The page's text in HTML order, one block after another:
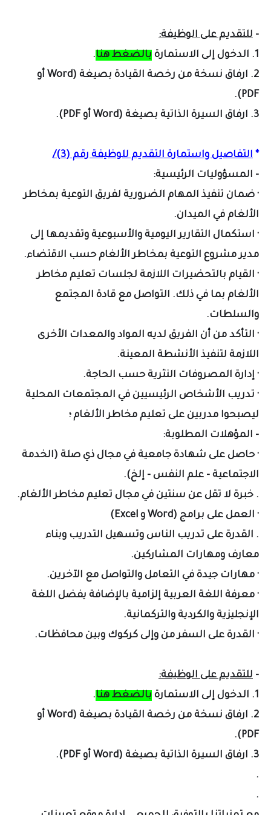
- للتقديم على الوظيفة:
1. الدخول إلى الاستمارة
بالضغط هنا.
2. ارفاق نسخة من رخصة القيادة بصيغة (Word أو
PDF).
3. ارفاق السيرة الذاتية بصيغة (Word أو PDF).
* التفاصيل واستمارة التقديم للوظيفة رقم (3)/
- المسؤوليات الرئيسية:
· ضمان تنفيذ المهام الضرورية لفريق التوعية بمخاطر
الألغام في الميدان.
· استكمال التقارير اليومية والأسبوعية وتقديمها إلى
مدير مشروع التوعية بمخاطر الألغام حسب الاقتضاء.
· القيام بالتحضيرات اللازمة لجلسات تعليم مخاطر
الألغام بما في ذلك. التواصل مع قادة المجتمع
والسلطات.
· التأكد من أن الفريق لديه المواد والمعدات الأخرى
اللازمة لتنفيذ الأنشطة المعينة.
· إدارة المصروفات النثرية حسب الحاجة.
· تدريب الأشخاص الرئيسيين في المجتمعات المحلية
ليصبحوا مدربين على تعليم مخاطر الألغام ؛
- المؤهلات المطلوبة:
· حاصل على شهادة جامعية في مجال ذي صلة (الخدمة
الاجتماعية - علم النفس - إلخ).
. خبرة لا تقل عن سنتين في مجال تعليم مخاطر الألغام.
· العمل على برامج (Word و Excel)
. القدرة على تدريب الناس وتسهيل التدريب وبناء
معارف ومهارات المشاركين.
· مهارات جيدة في التعامل والتواصل مع الآخرين.
· معرفة اللغة العربية إلزامية بالإضافة يفضل اللغة
الإنجليزية والكردية والتركمانية.
· القدرة على السفر من وإلى كركوك وبين محافظات.
- للتقديم على الوظيفة:
1. الدخول إلى الاستمارة
بالضغط هنا.
2. ارفاق نسخة من رخصة القيادة بصيغة (Word أو
PDF).
3. ارفاق السيرة الذاتية بصيغة (Word أو PDF).
.
.